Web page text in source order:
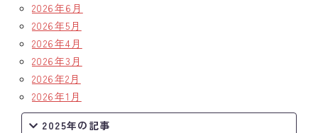
クラブの歴史
歴代会長・幹事
記念誌
案内
2026年6月
2026年5月
2026年4月
2026年3月
2026年2月
2026年1月
2025年の記事